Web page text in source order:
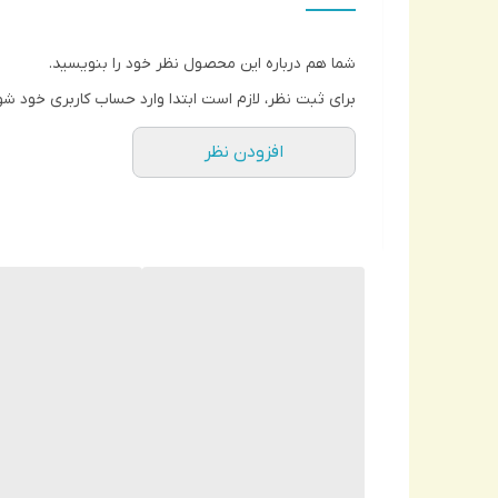
شما هم درباره این محصول نظر خود را بنویسید.
برای ثبت نظر، لازم است ابتدا وارد حساب کاربری خود
افزودن نظر